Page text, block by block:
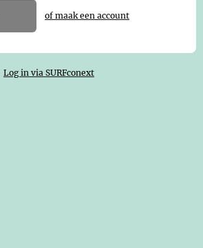
of maak een account
Log in via SURFconext